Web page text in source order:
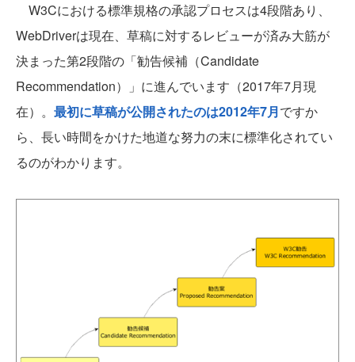
W3Cにおける標準規格の承認プロセスは4段階あり、
WebDriverは現在、草稿に対するレビューが済み大筋が
決まった第2段階の「勧告候補（Candidate
Recommendation）」に進んでいます（2017年7月現
在）。 最初に草稿が公開されたのは2012年7月ですか
ら、長い時間をかけた地道な努力の末に標準化されてい
るのがわかります。